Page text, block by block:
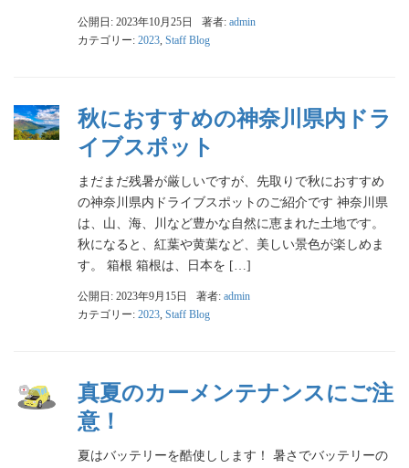
公開日: 2023年10月25日 著者: admin
カテゴリー: 2023, Staff Blog
秋におすすめの神奈川県内ドラ
イブスポット
まだまだ残暑が厳しいですが、先取りで秋におすすめ
の神奈川県内ドライブスポットのご紹介です 神奈川県
は、山、海、川など豊かな自然に恵まれた土地です。
秋になると、紅葉や黄葉など、美しい景色が楽しめま
す。 箱根 箱根は、日本を […]
公開日: 2023年9月15日 著者: admin
カテゴリー: 2023 Staff Blog
真夏のカーメンテナンスにご注
意！
夏はバッテリーを酷使しします！ 暑さでバッテリーの